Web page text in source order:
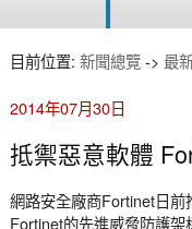
目前位置: 新聞總覽-> 最
2014年07月30日
抵禦惡意軟體
網路安全廠商Fortinet日
Fortinet的先進威脅防護